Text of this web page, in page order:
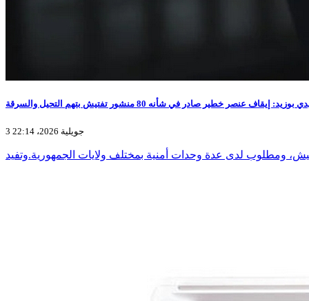
إيقاف عنصر خطير صادر في شأنه 80 منشور تفتيش بتهم التحيل والسرقة
3 جويلية 2026، 22:14